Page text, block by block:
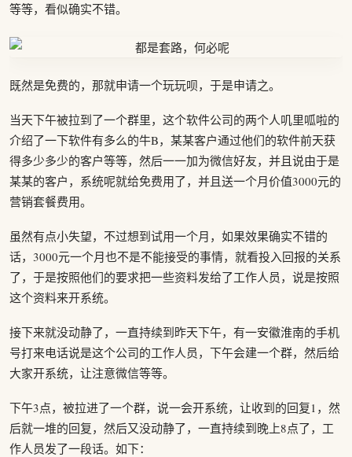
等等，看似确实不错。
既然是免费的，那就申请一个玩玩呗，于是申请之。
当天下午被拉到了一个群里，这个软件公司的两个人叽里呱啦的
介绍了一下软件有多么的牛B，某某客户通过他们的软件前天获
得多少多少的客户等等，然后一一加为微信好友，并且说由于是
某某的客户，系统呢就给免费用了，并且送一个月价值3000元的
营销套餐费用。
虽然有点小失望，不过想到试用一个月，如果效果确实不错的
话，3000元一个月也不是不能接受的事情，就看投入回报的关系
了，于是按照他们的要求把一些资料发给了工作人员，说是按照
这个资料来开系统。
接下来就没动静了，一直持续到昨天下午，有一安徽淮南的手机
号打来电话说是这个公司的工作人员，下午会建一个群，然后给
大家开系统，让注意微信等等。
下午3点，被拉进了一个群，说一会开系统，让收到的回复1，然
后就一堆的回复，然后又没动静了，一直持续到晚上8点了，工
作人员发了一段话。如下：